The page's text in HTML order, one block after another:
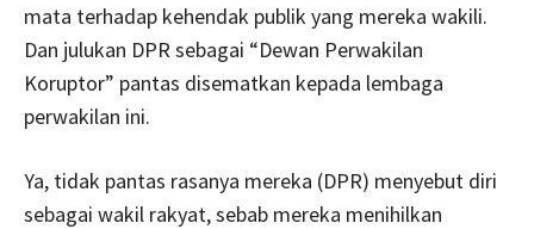
mata terhadap kehendak publik yang mereka wakili.
Dan julukan DPR sebagai “Dewan Perwakilan
Koruptor” pantas disematkan kepada lembaga
perwakilan ini.
Ya, tidak pantas rasanya mereka (DPR) menyebut diri
sebagai wakil rakyat, sebab mereka menihilkan